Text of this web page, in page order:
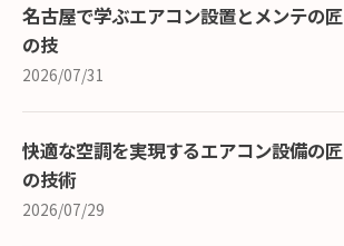
名古屋で学ぶエアコン設置とメンテの匠
の技
2026/07/31
快適な空調を実現するエアコン設備の匠
の技術
2026/07/29